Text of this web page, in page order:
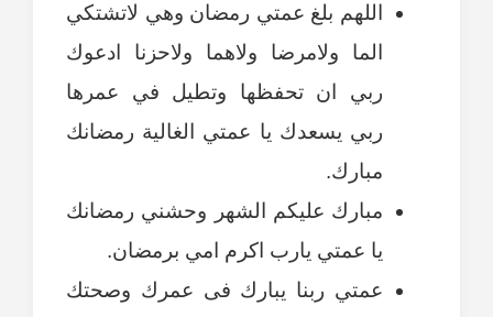
اللهم بلغ عمتي رمضان وهي لاتشتكي
الما ولامرضا ولاهما ولاحزنا ادعوك
ربي ان تحفظها وتطيل في عمرها
ربي يسعدك يا عمتي الغالية رمضانك
مبارك.
مبارك عليكم الشهر وحشني رمضانك
يا عمتي يارب اكرم امي برمضان.
عمتي ربنا يبارك فى عمرك وصحتك